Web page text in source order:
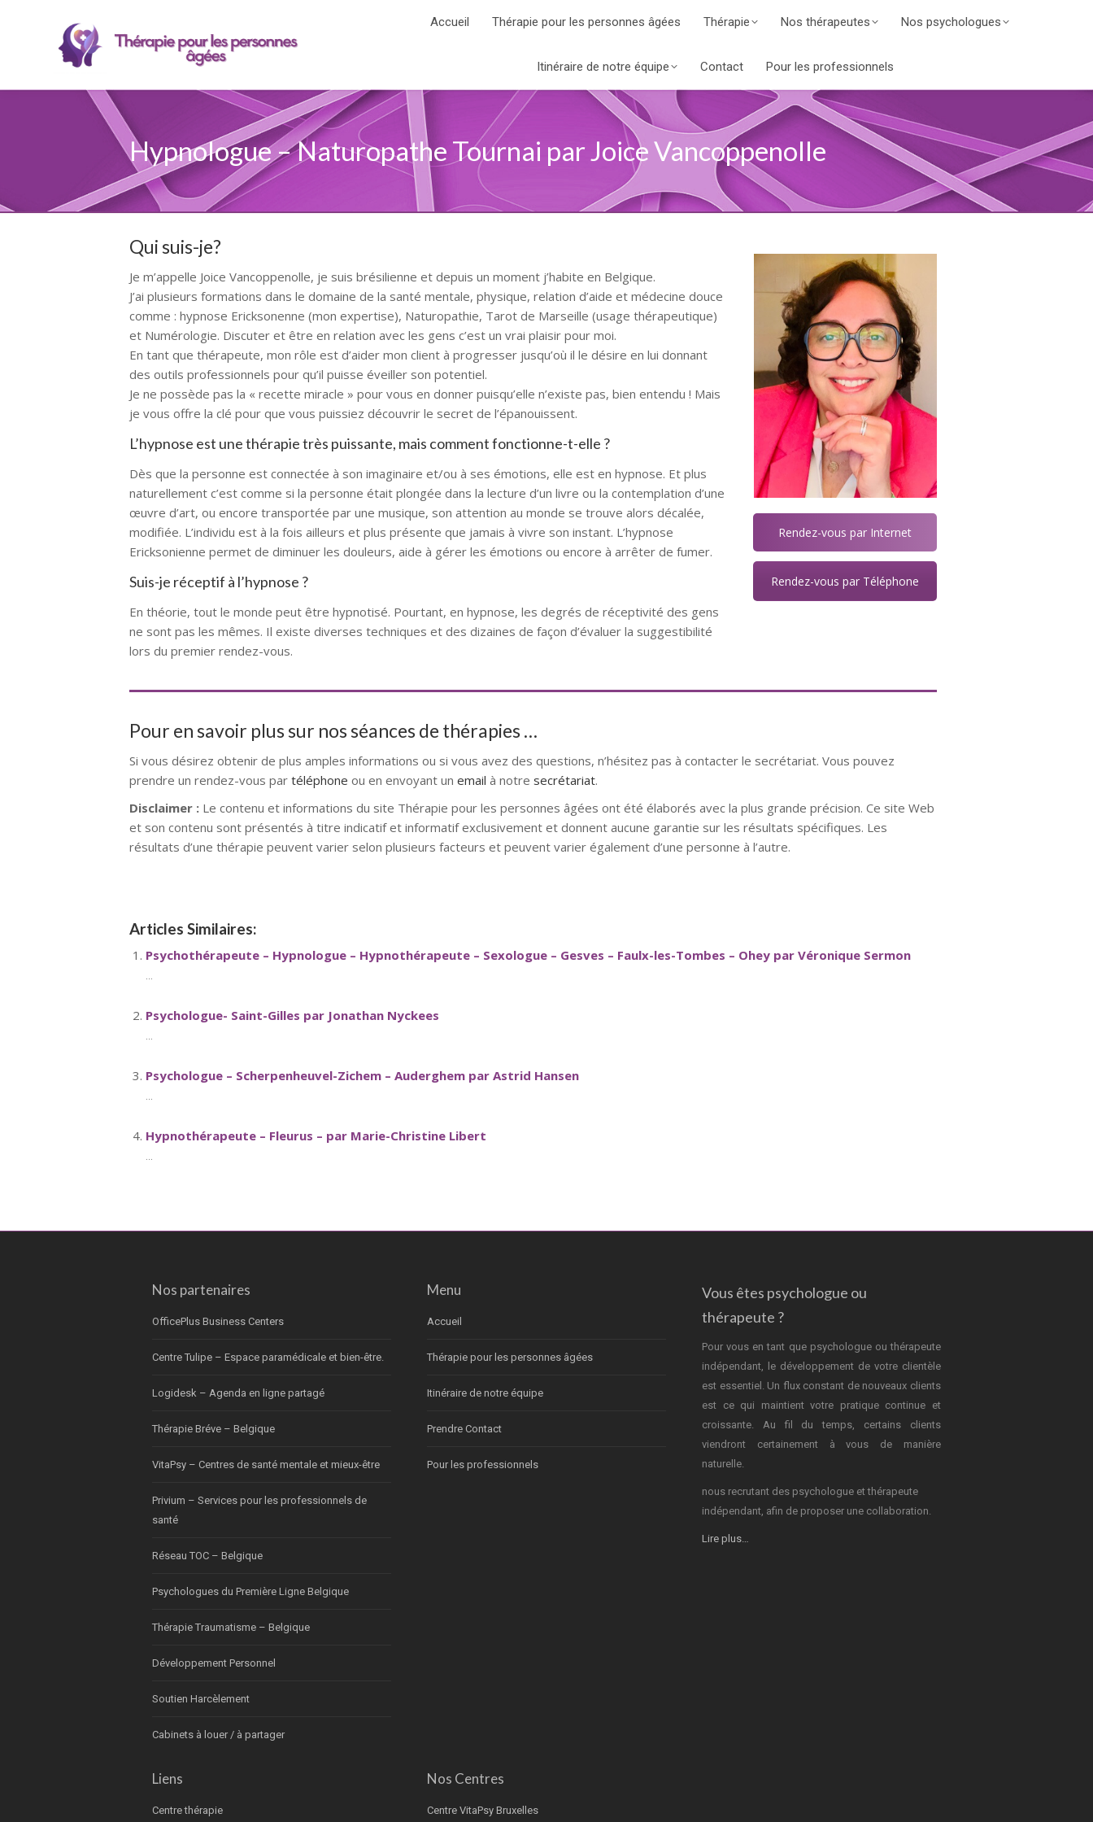
Accueil Thérapie pour les personnes âgées Thérapie Nos thérapeutes Nos psychologues
Itinéraire de notre équipe Contact Pour les professionnels
Hypnologue – Naturopathe Tournai par Joice Vancoppenolle
Qui suis-je?
Je m’appelle Joice Vancoppenolle, je suis brésilienne et depuis un moment j’habite en Belgique.
J’ai plusieurs formations dans le domaine de la santé mentale, physique, relation d’aide et médecine douce
comme : hypnose Ericksonenne (mon expertise), Naturopathie, Tarot de Marseille (usage thérapeutique)
et Numérologie. Discuter et être en relation avec les gens c’est un vrai plaisir pour moi.
En tant que thérapeute, mon rôle est d’aider mon client à progresser jusqu’où il le désire en lui donnant
des outils professionnels pour qu’il puisse éveiller son potentiel.
Je ne possède pas la « recette miracle » pour vous en donner puisqu’elle n’existe pas, bien entendu ! Mais
je vous offre la clé pour que vous puissiez découvrir le secret de l’épanouissent.
L’hypnose est une thérapie très puissante, mais comment fonctionne-t-elle ?
Dès que la personne est connectée à son imaginaire et/ou à ses émotions, elle est en hypnose. Et plus
naturellement c’est comme si la personne était plongée dans la lecture d’un livre ou la contemplation d’une
œuvre d’art, ou encore transportée par une musique, son attention au monde se trouve alors décalée,
modifiée. L’individu est à la fois ailleurs et plus présente que jamais à vivre son instant. L’hypnose
Ericksonienne permet de diminuer les douleurs, aide à gérer les émotions ou encore à arrêter de fumer.
Suis-je réceptif à l’hypnose ?
En théorie, tout le monde peut être hypnotisé. Pourtant, en hypnose, les degrés de réceptivité des gens
ne sont pas les mêmes. Il existe diverses techniques et des dizaines de façon d’évaluer la suggestibilité
lors du premier rendez-vous.
Rendez-vous par Internet
Rendez-vous par Téléphone
Pour en savoir plus sur nos séances de thérapies …
Si vous désirez obtenir de plus amples informations ou si vous avez des questions, n’hésitez pas à contacter le secrétariat. Vous pouvez
prendre un rendez-vous par téléphone ou en envoyant un email à notre secrétariat.
Disclaimer : Le contenu et informations du site Thérapie pour les personnes âgées ont été élaborés avec la plus grande précision. Ce site Web
et son contenu sont présentés à titre indicatif et informatif exclusivement et donnent aucune garantie sur les résultats spécifiques. Les
résultats d’une thérapie peuvent varier selon plusieurs facteurs et peuvent varier également d’une personne à l’autre.
Articles Similaires:
Psychothérapeute – Hypnologue – Hypnothérapeute – Sexologue – Gesves – Faulx-les-Tombes – Ohey par Véronique Sermon
...
Psychologue- Saint-Gilles par Jonathan Nyckees
...
Psychologue – Scherpenheuvel-Zichem – Auderghem par Astrid Hansen
...
Hypnothérapeute – Fleurus – par Marie-Christine Libert
...
Nos partenaires
OfficePlus Business Centers
Centre Tulipe – Espace paramédicale et bien-être.
Logidesk – Agenda en ligne partagé
Thérapie Bréve – Belgique
VitaPsy – Centres de santé mentale et mieux-être
Privium – Services pour les professionnels de
santé
Réseau TOC – Belgique
Psychologues du Première Ligne Belgique
Thérapie Traumatisme – Belgique
Développement Personnel
Soutien Harcèlement
Cabinets à louer / à partager
Menu
Accueil
Thérapie pour les personnes âgées
Itinéraire de notre équipe
Prendre Contact
Pour les professionnels
Vous êtes psychologue ou
thérapeute ?
Pour vous en tant que psychologue ou thérapeute
indépendant, le développement de votre clientèle
est essentiel. Un flux constant de nouveaux clients
est ce qui maintient votre pratique continue et
croissante. Au fil du temps, certains clients
viendront certainement à vous de manière
naturelle.
nous recrutant des psychologue et thérapeute
indépendant, afin de proposer une collaboration.
Lire plus…
Liens
Centre thérapie
Nos Centres
Centre VitaPsy Bruxelles